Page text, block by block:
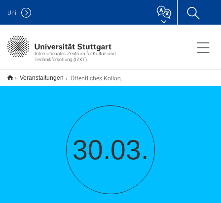
Internationales Zentrum für Kultur- und
Technikforschung (IZKT)
Uni
Veranstaltungen Öffentliches Kolloquium "Old School – Neues Lernen
30.03.